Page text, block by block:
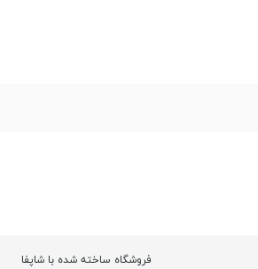
فروشگاه ساخته شده با شاپفا